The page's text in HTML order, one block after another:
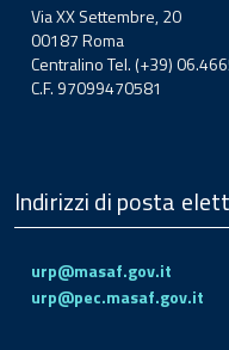
Via XX Settembre, 20
00187 Roma
Centralino Tel. (+39)
C.F. 97099470581
Indirizzi di posta
urp@masaf.gov.it
urp@pec.masaf.gov.it